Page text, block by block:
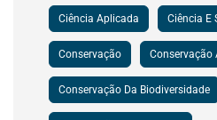
Ciência Aplicada Ciência E
Conservação Conservação
Conservação Da Biodiversidade